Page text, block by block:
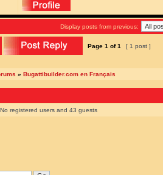
Display posts from previous:
Page 1 of1 [ 1 post ]
» Bugattibuilder.com en Français
registered users and 43 guests